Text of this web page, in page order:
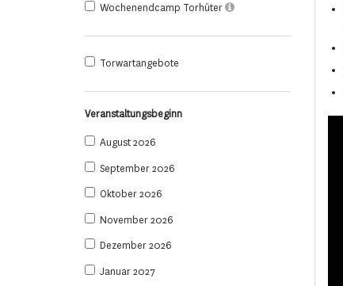
Wochenendcamp Torhüter
Torwartangebote
Veranstaltungsbeginn
August 2026
September 2026
Oktober 2026
November 2026
Dezember 2026
Januar 2027